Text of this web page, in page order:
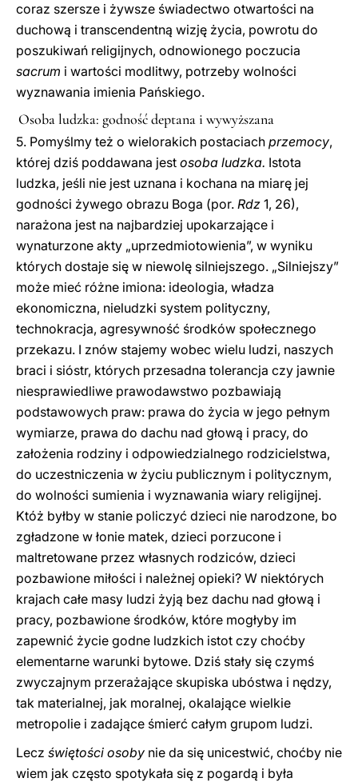
coraz szersze i żywsze świadectwo otwartości na
duchową i transcendentną wizję życia, powrotu do
poszukiwań religijnych, odnowionego poczucia
sacrum i wartości modlitwy, potrzeby wolności
wyznawania imienia Pańskiego.
Osoba ludzka: godność deptana i wywyższana
5. Pomyślmy też o wielorakich postaciach przemocy,
której dziś poddawana jest osoba ludzka. Istota
ludzka, jeśli nie jest uznana i kochana na miarę jej
godności żywego obrazu Boga (por. Rdz 1, 26),
narażona jest na najbardziej upokarzające i
wynaturzone akty „uprzedmiotowienia”, w wyniku
których dostaje się w niewolę silniejszego. „Silniejszy”
może mieć różne imiona: ideologia, władza
ekonomiczna, nieludzki system polityczny,
technokracja, agresywność środków społecznego
przekazu. I znów stajemy wobec wielu ludzi, naszych
braci i sióstr, których przesadna tolerancja czy jawnie
niesprawiedliwe prawodawstwo pozbawiają
podstawowych praw: prawa do życia w jego pełnym
wymiarze, prawa do dachu nad głową i pracy, do
założenia rodziny i odpowiedzialnego rodzicielstwa,
do uczestniczenia w życiu publicznym i politycznym,
do wolności sumienia i wyznawania wiary religijnej.
Któż byłby w stanie policzyć dzieci nie narodzone, bo
zgładzone w łonie matek, dzieci porzucone i
maltretowane przez własnych rodziców, dzieci
pozbawione miłości i należnej opieki? W niektórych
krajach całe masy ludzi żyją bez dachu nad głową i
pracy, pozbawione środków, które mogłyby im
zapewnić życie godne ludzkich istot czy choćby
elementarne warunki bytowe. Dziś stały się czymś
zwyczajnym przerażające skupiska ubóstwa i nędzy,
tak materialnej, jak moralnej, okalające wielkie
metropolie i zadające śmierć całym grupom ludzi.
Lecz świętości osoby nie da się unicestwić, choćby nie
wiem jak często spotykała się z pogardą i była